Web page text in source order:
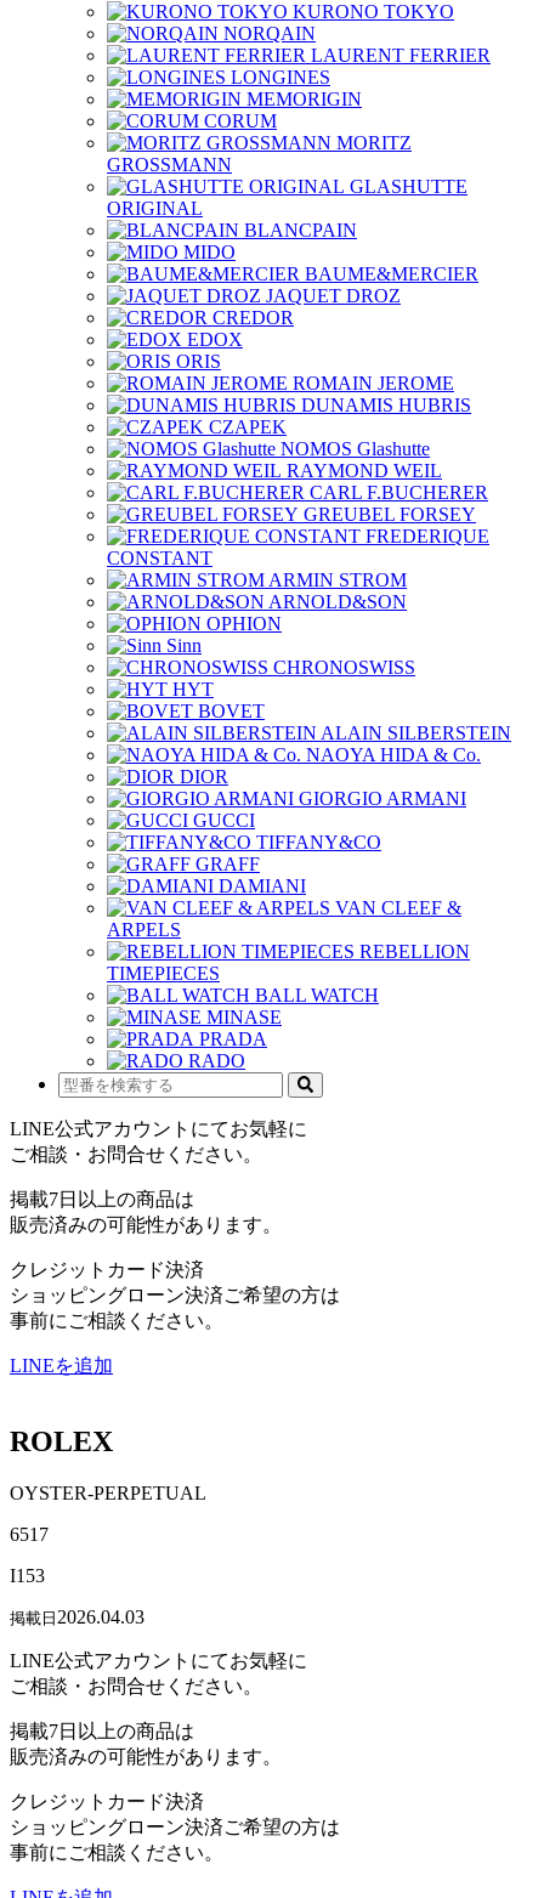
KURONO TOKYO
NORQAIN
LAURENT FERRIER
LONGINES
MEMORIGIN
CORUM
MORITZ
GROSSMANN
GLASHUTTE
ORIGINAL
BLANCPAIN
MIDO
BAUME&MERCIER
JAQUET DROZ
CREDOR
EDOX
ORIS
ROMAIN JEROME
DUNAMIS HUBRIS
CZAPEK
NOMOS Glashutte
RAYMOND WEIL
CARL F.BUCHERER
GREUBEL FORSEY
FREDERIQUE
CONSTANT
ARMIN STROM
ARNOLD&SON
OPHION
Sinn
CHRONOSWISS
HYT
BOVET
ALAIN SILBERSTEIN
NAOYA HIDA & Co.
DIOR
GIORGIO ARMANI
GUCCI
TIFFANY&CO
GRAFF
DAMIANI
VAN CLEEF &
ARPELS
REBELLION
TIMEPIECES
BALL WATCH
MINASE
PRADA
RADO
LINE公式アカウントにてお気軽に
ご相談・お問合せください。
掲載7日以上の商品は
販売済みの可能性があります。
クレジットカード決済
ショッピングローン決済ご希望の方は
事前にご相談ください。
LINEを追加
ROLEX
OYSTER-PERPETUAL
6517
I153
掲載日 2026.04.03
LINE公式アカウントにてお気軽に
ご相談・お問合せください。
掲載7日以上の商品は
販売済みの可能性があります。
クレジットカード決済
ショッピングローン決済ご希望の方は
事前にご相談ください。